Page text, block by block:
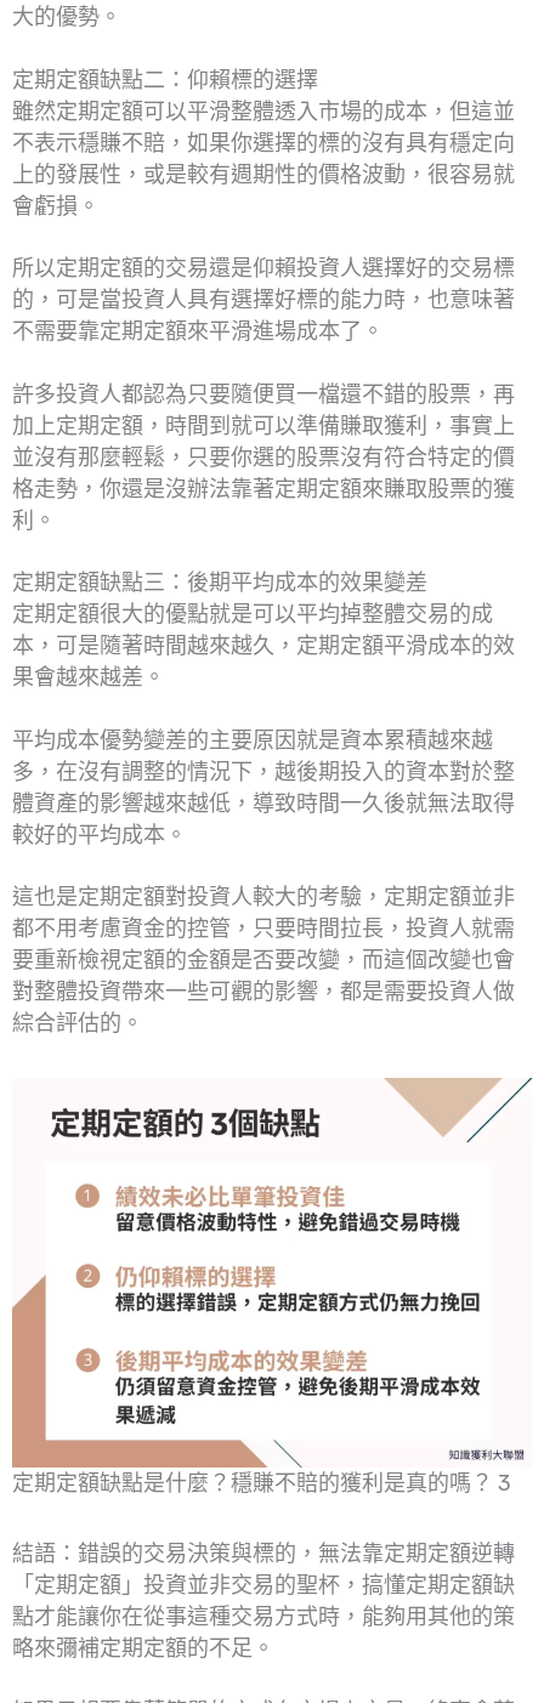
大的優勢。
定期定額缺點二：仰賴標的選擇
雖然定期定額可以平滑整體透入市場的成本，但這並
不表示穩賺不賠，如果你選擇的標的沒有具有穩定向
上的發展性，或是較有週期性的價格波動，很容易就
會虧損。
所以定期定額的交易還是仰賴投資人選擇好的交易標
的，可是當投資人具有選擇好標的能力時，也意味著
不需要靠定期定額來平滑進場成本了。
許多投資人都認為只要隨便買一檔還不錯的股票，再
加上定期定額，時間到就可以準備賺取獲利，事實上
並沒有那麼輕鬆，只要你選的股票沒有符合特定的價
格走勢，你還是沒辦法靠著定期定額來賺取股票的獲
利。
定期定額缺點三：後期平均成本的效果變差
定期定額很大的優點就是可以平均掉整體交易的成
本，可是隨著時間越來越久，定期定額平滑成本的效
果會越來越差。
平均成本優勢變差的主要原因就是資本累積越來越
多，在沒有調整的情況下，越後期投入的資本對於整
體資產的影響越來越低，導致時間一久後就無法取得
較好的平均成本。
這也是定期定額對投資人較大的考驗，定期定額並非
都不用考慮資金的控管，只要時間拉長，投資人就需
要重新檢視定額的金額是否要改變，而這個改變也會
對整體投資帶來一些可觀的影響，都是需要投資人做
綜合評估的。
定期定額缺點是什麼？穩賺不賠的獲利是真的嗎？ 3
結語：錯誤的交易決策與標的，無法靠定期定額逆轉
「定期定額」投資並非交易的聖杯，搞懂定期定額缺
點才能讓你在從事這種交易方式時，能夠用其他的策
略來彌補定期定額的不足。